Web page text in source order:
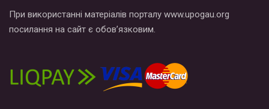
При використанні матеріалів порталу www.upogau.org
посилання на сайт є обов’язковим.